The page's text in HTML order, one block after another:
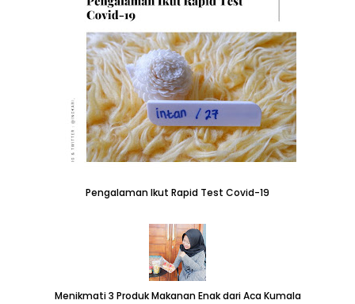
Pengalaman Ikut Rapid Test Covid-19
Menikmati 3 Produk Makanan Enak dari Aca Kumala